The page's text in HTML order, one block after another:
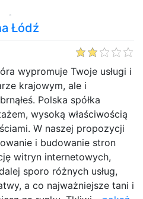
Łódź
wypromuje Twoje usługi i
krajowym, ale i
Polska spółka
wysoką właściwością
W naszej propozycji
i budowanie stron
witryn internetowych,
sporo różnych usług,
a co najważniejsze tani i